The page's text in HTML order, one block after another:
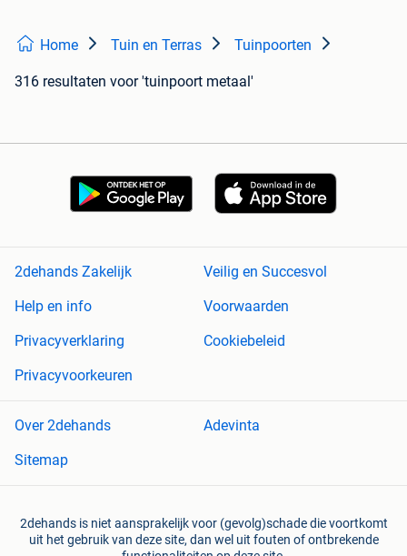
Home Tuin en Terras Tuinpoorten
316 resultaten voor 'tuinpoort metaal'
2dehands Zakelijk
Veilig en Succesvol
Help en info
Voorwaarden
Privacyverklaring
Cookiebeleid
Privacyvoorkeuren
Over 2dehands
Adevinta
Sitemap
2dehands is niet aansprakelijk voor (gevolg)schade die voortkomt
uit het gebruik van deze site, dan wel uit fouten of ontbrekende